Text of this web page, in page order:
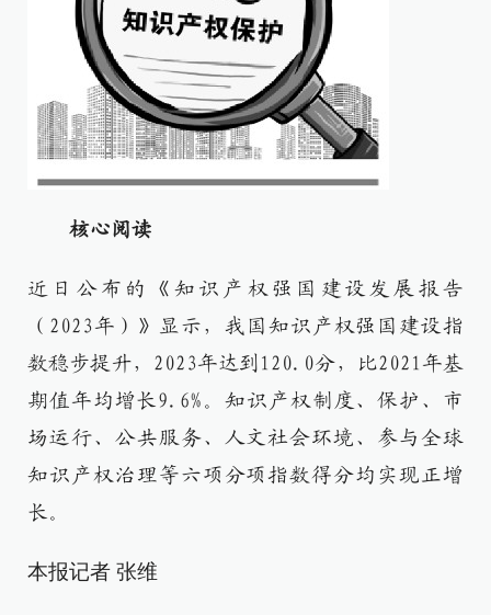
核心阅读
近日公布的《知识产权强国建设发展报告
（2023年）》显示，我国知识产权强国建设指
数稳步提升，2023年达到120.0分，比2021年基
期值年均增长9.6%。知识产权制度、保护、市
场运行、公共服务、人文社会环境、参与全球
知识产权治理等六项分项指数得分均实现正增
长。
本报记者 张维